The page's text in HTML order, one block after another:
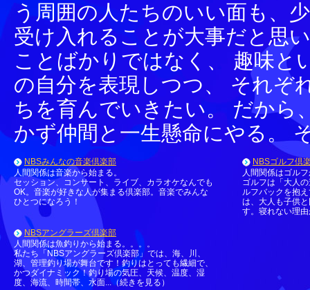
う周囲の人たちのいい面も、
受け入れることが大事だと思
ことばかりではなく、 趣味と
の自分を表現しつつ、 それぞ
ちを育んでいきたい。 だから
かず仲間と一生懸命にやる。
NBSみんなの音楽倶楽部
人間関係は音楽から始まる。
セッション、コンサート、ライブ、カラオケなんでも
OK。音楽が好きな人が集まる倶楽部。音楽でみんな
ひとつになろう！
NBSゴルフ倶
人間関係はゴル
ゴルフは「大人
ルフバックを抱
は、大人も子供
す。寝れない理
NBSアングラーズ倶楽部
人間関係は魚釣りから始まる。。。。
私たち「NBSアングラーズ倶楽部」では、海、川、
湖、管理釣り場が舞台です！釣りはとっても繊細で、
かつダイナミック！釣り場の気圧、天候、温度、湿
度、海流、時間帯、水面...（続きを見る）